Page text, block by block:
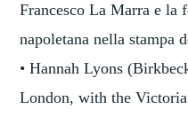
Francesco La Marra e la
napoletana nella stampa
• Hannah Lyons
London, with the